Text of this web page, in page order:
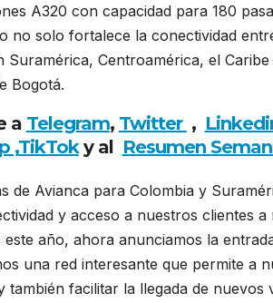
A320 con capacidad para 180
no solo fortalece la conectividad
Suramérica, Centroamérica, el
Bogotá.
a Telegram, Twitter ,
,TikToky al Resumen
de Avianca para Colombia y
y acceso a nuestros clientes
año, ahora anunciamos la
una red interesante que permite a
también facilitar la llegada de nuevos